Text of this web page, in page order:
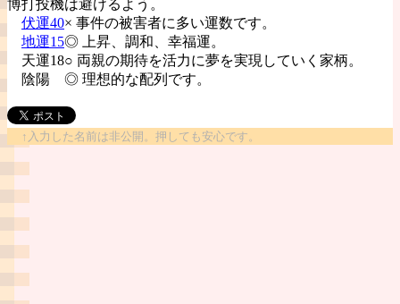
博打投機は避けるよう。
伏運40× 事件の被害者に多い運数です。
地運15◎ 上昇、調和、幸福運。
天運18○ 両親の期待を活力に夢を実現していく家柄。
陰陽 ◎ 理想的な配列です。
↑入力した名前は非公開。押しても安心です。